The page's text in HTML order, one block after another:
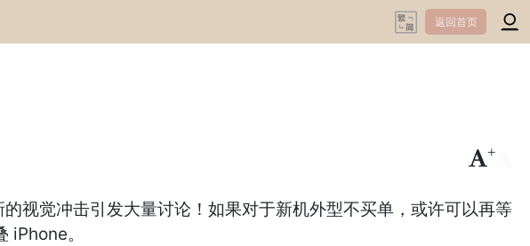
返回首页
+
觉冲击引发大量讨论！如果对于新机外型不买单，或许可以再等
iPhone。